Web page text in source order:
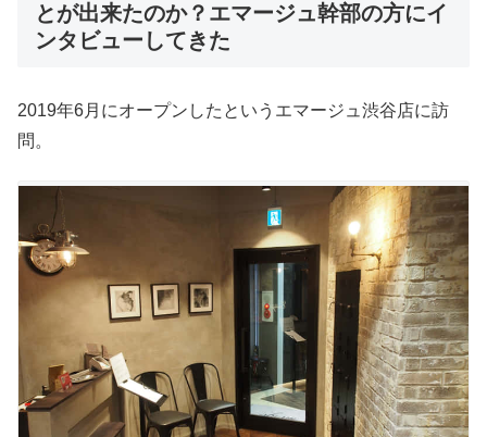
とが出来たのか？エマージュ幹部の方にイ
ンタビューしてきた
2019年6月にオープンしたというエマージュ渋谷店に訪
問。